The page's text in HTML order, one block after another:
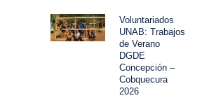
Voluntariados
UNAB: Trabajos
de Verano
DGDE
Concepción –
Cobquecura
2026